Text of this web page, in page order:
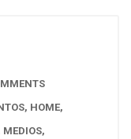
, HOME,
MEDIOS,